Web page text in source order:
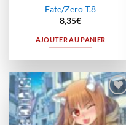
Fate/Zero T.8
8,35€
AJOUTER AU PANIER
Ajouter
à la
wishlist